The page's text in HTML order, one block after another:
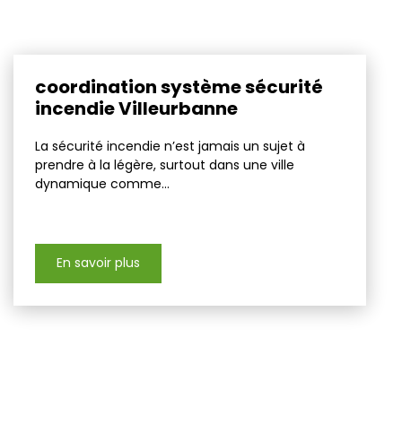
coordination système sécurité
incendie Villeurbanne
La sécurité incendie n’est jamais un sujet à
prendre à la légère, surtout dans une ville
dynamique comme...
En savoir plus